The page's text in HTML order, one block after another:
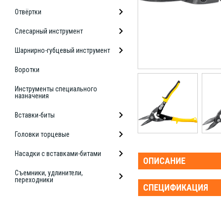
Отвёртки
Слесарный инструмент
Шарнирно-губцевый инструмент
Воротки
Инструменты специального
назначения
Вставки-биты
Головки торцевые
Насадки с вставками-битами
Съемники, удлинители,
переходники
ОПИСАНИЕ
СПЕЦИФИКАЦИЯ